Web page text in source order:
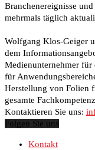
Branchenereignisse
mehrmals täglich
Wolfgang Klos-Geiger
dem
Medienunternehmer
für
Herstellung von Folien
gesamte
Kontaktieren Sie uns:
Folgen Sie uns
Kontakt